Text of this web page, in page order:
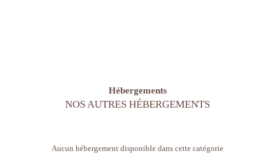
Hébergements
NOS AUTRES HÉBERGEMENTS
Aucun hébergement disponible dans cette catégorie